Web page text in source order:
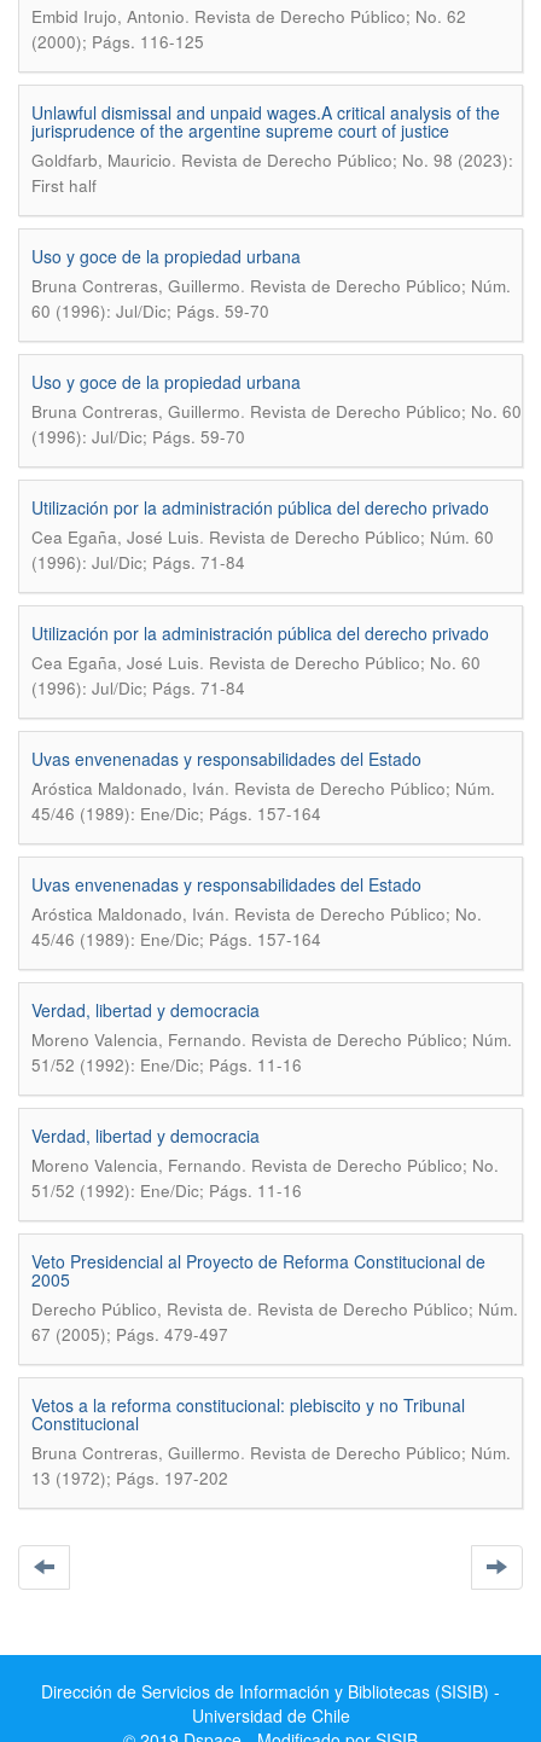
Embid Irujo, Antonio. Revista de Derecho Público; No. 62
(2000); Págs. 116-125
Unlawful dismissal and unpaid wages.A critical analysis of the
jurisprudence of the argentine supreme court of justice
Goldfarb, Mauricio. Revista de Derecho Público; No. 98 (2023):
First half
Uso y goce de la propiedad urbana
Bruna Contreras, Guillermo. Revista de Derecho Público; Núm.
60 (1996): Jul/Dic; Págs. 59-70
Uso y goce de la propiedad urbana
Bruna Contreras, Guillermo. Revista de Derecho Público; No. 60
(1996): Jul/Dic; Págs. 59-70
Utilización por la administración pública del derecho privado
Cea Egaña, José Luis. Revista de Derecho Público; Núm. 60
(1996): Jul/Dic; Págs. 71-84
Utilización por la administración pública del derecho privado
Cea Egaña, José Luis. Revista de Derecho Público; No. 60
(1996): Jul/Dic; Págs. 71-84
Uvas envenenadas y responsabilidades del Estado
Aróstica Maldonado, Iván. Revista de Derecho Público; Núm.
45/46 (1989): Ene/Dic; Págs. 157-164
Uvas envenenadas y responsabilidades del Estado
Aróstica Maldonado, Iván. Revista de Derecho Público; No.
45/46 (1989): Ene/Dic; Págs. 157-164
Verdad, libertad y democracia
Moreno Valencia, Fernando. Revista de Derecho Público; Núm.
51/52 (1992): Ene/Dic; Págs. 11-16
Verdad, libertad y democracia
Moreno Valencia, Fernando. Revista de Derecho Público; No.
51/52 (1992): Ene/Dic; Págs. 11-16
Veto Presidencial al Proyecto de Reforma Constitucional de
2005
Derecho Público, Revista de. Revista de Derecho Público; Núm.
67 (2005); Págs. 479-497
Vetos a la reforma constitucional: plebiscito y no Tribunal
Constitucional
Bruna Contreras, Guillermo. Revista de Derecho Público; Núm.
13 (1972); Págs. 197-202
Dirección de Servicios de Información y Bibliotecas (SISIB) -
Universidad de Chile